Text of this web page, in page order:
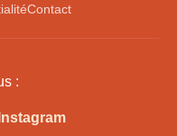
Contact
:
Instagram